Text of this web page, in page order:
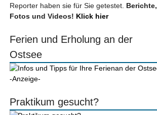
Reporter haben sie für Sie getestet. Berichte,
Fotos und Videos! Klick hier
Ferien und Erholung an der
Ostsee
-Anzeige-
Praktikum gesucht?